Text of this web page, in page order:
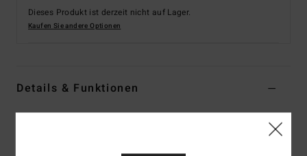
Dieses Produkt ist derzeit nicht auf Lager.
Kaufen Sie andere Optionen
Details & Funktionen